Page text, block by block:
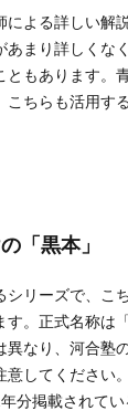
よる詳しい解
あまり詳しくな
ともあります。
ちらも活用す
「黒本」
リーズで、こ
す。正式名称は
異なり、河合塾
意してください
分掲載されて